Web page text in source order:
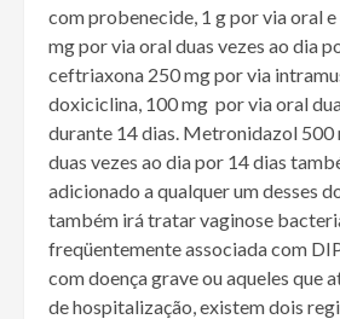
com probenecide, 1 g por via oral
mg por via oral duas vezes ao dia
ceftriaxona 250 mg por via
doxiciclina, 100 mg por via oral
durante 14 dias. Metronidazol 500
duas vezes ao dia por 14 dias
adicionado a qualquer um desses
também irá tratar vaginose
freqüentemente associada com
com doença grave ou aqueles que
de hospitalização, existem dois